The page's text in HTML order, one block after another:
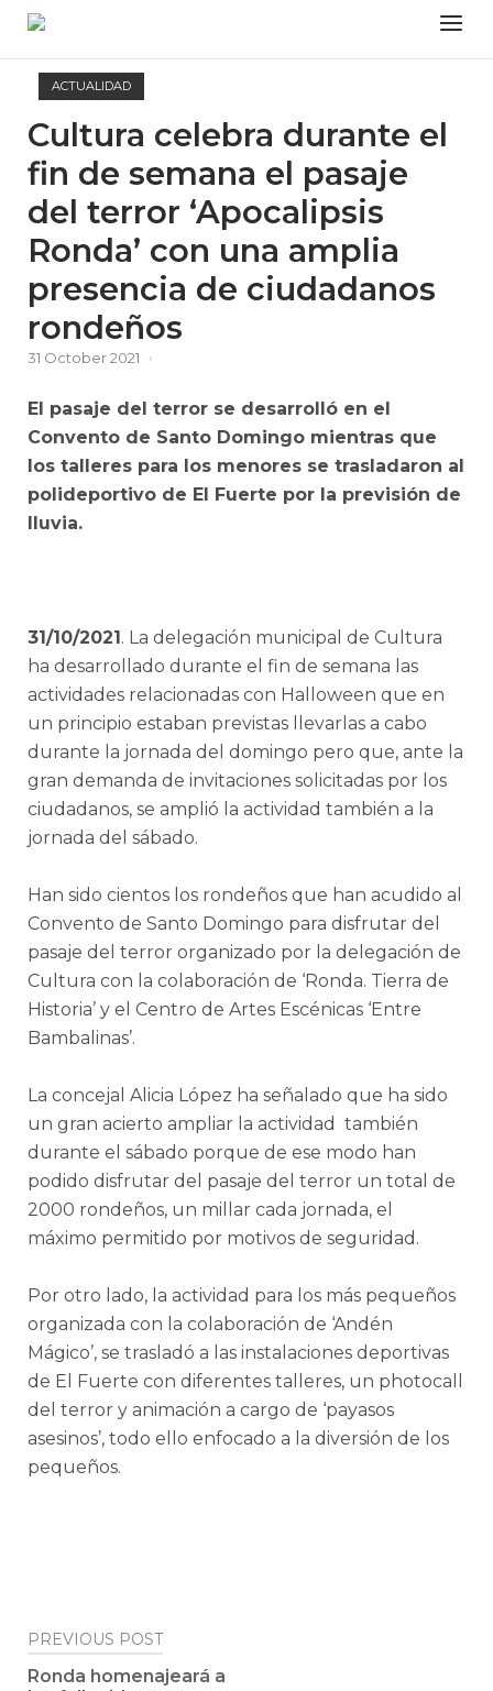
Skip
content
Menu
ACTUALIDAD
Cultura celebra durante el
fin de semana el pasaje
del terror ‘Apocalipsis
Ronda’ con una amplia
presencia de ciudadanos
rondeños
31 October 2021
El pasaje del terror se desarrolló en el
Convento de Santo Domingo mientras que
los talleres para los menores se trasladaron al
polideportivo de El Fuerte por la previsión de
lluvia.
31/10/2021. La delegación municipal de Cultura
ha desarrollado durante el fin de semana las
actividades relacionadas con Halloween que en
un principio estaban previstas llevarlas a cabo
durante la jornada del domingo pero que, ante la
gran demanda de invitaciones solicitadas por los
ciudadanos, se amplió la actividad también a la
jornada del sábado.
Han sido cientos los rondeños que han acudido al
Convento de Santo Domingo para disfrutar del
pasaje del terror organizado por la delegación de
Cultura con la colaboración de ‘Ronda. Tierra de
Historia’ y el Centro de Artes Escénicas ‘Entre
Bambalinas’.
La concejal Alicia López ha señalado que ha sido
un gran acierto ampliar la actividad también
durante el sábado porque de ese modo han
podido disfrutar del pasaje del terror un total de
2000 rondeños, un millar cada jornada, el
máximo permitido por motivos de seguridad.
Por otro lado, la actividad para los más pequeños
organizada con la colaboración de ‘Andén
Mágico’, se trasladó a las instalaciones deportivas
de El Fuerte con diferentes talleres, un photocall
del terror y animación a cargo de ‘payasos
asesinos’, todo ello enfocado a la diversión de los
pequeños.
Post
navigation
PREVIOUS POST
Ronda homenajeará a